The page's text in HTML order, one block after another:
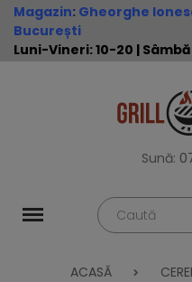
Magazin: Gheorghe
București
Luni-Vineri: 10-20 |
Sună:
ACASĂ